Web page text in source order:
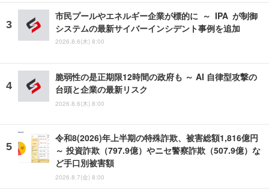
市民プールやエネルギー企業が標的に ～ IPA が制御
システムの最新サイバーインシデント事例を追加
2026.8.6(木) 8:00
脆弱性の是正期限12時間の政府も ～ AI 自律型攻撃の
台頭と企業の最新リスク
2026.8.6(木) 8:00
令和8(2026)年上半期の特殊詐欺、被害総額1,816億円
～ 投資詐欺（797.9億）やニセ警察詐欺（507.9億）な
ど手口別被害額
2026.8.7(金) 8:00